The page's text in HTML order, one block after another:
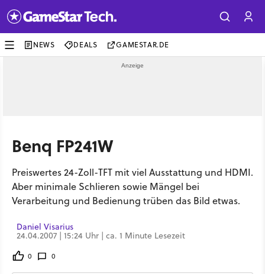
NEWS DEALS GAMESTAR.DE
Benq FP241W
Preiswertes 24-Zoll-TFT mit viel Ausstattung und HDMI.
Aber minimale Schlieren sowie Mängel bei
Verarbeitung und Bedienung trüben das Bild etwas.
Daniel Visarius
24.04.2007 | 15:24 Uhr | ca. 1 Minute Lesezeit
0 0